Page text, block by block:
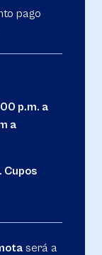
pago
p.m. a
a
Cupos
será a